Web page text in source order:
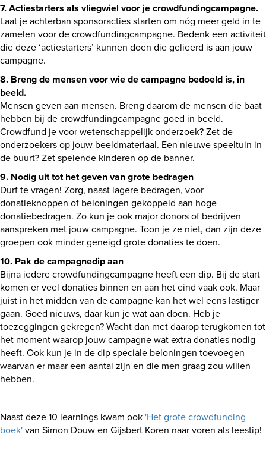
7. Actiestarters als vliegwiel voor je crowdfundingcampagne.
Laat je achterban sponsoracties starten om nóg meer geld in te
zamelen voor de crowdfundingcampagne. Bedenk een activiteit
die deze ‘actiestarters’ kunnen doen die gelieerd is aan jouw
campagne.
8. Breng de mensen voor wie de campagne bedoeld is, in
beeld.
Mensen geven aan mensen. Breng daarom de mensen die baat
hebben bij de crowdfundingcampagne goed in beeld.
Crowdfund je voor wetenschappelijk onderzoek? Zet de
onderzoekers op jouw beeldmateriaal. Een nieuwe speeltuin in
de buurt? Zet spelende kinderen op de banner.
9. Nodig uit tot het geven van grote bedragen
Durf te vragen! Zorg, naast lagere bedragen, voor
donatieknoppen of beloningen gekoppeld aan hoge
donatiebedragen. Zo kun je ook major donors of bedrijven
aanspreken met jouw campagne. Toon je ze niet, dan zijn deze
groepen ook minder geneigd grote donaties te doen.
10. Pak de campagnedip aan
Bijna iedere crowdfundingcampagne heeft een dip. Bij de start
komen er veel donaties binnen en aan het eind vaak ook. Maar
juist in het midden van de campagne kan het wel eens lastiger
gaan. Goed nieuws, daar kun je wat aan doen. Heb je
toezeggingen gekregen? Wacht dan met daarop terugkomen tot
het moment waarop jouw campagne wat extra donaties nodig
heeft. Ook kun je in de dip speciale beloningen toevoegen
waarvan er maar een aantal zijn en die men graag zou willen
hebben.
Naast deze 10 learnings kwam ook 'Het grote crowdfunding
boek'van Simon Douw en Gijsbert Koren naar voren als leestip!